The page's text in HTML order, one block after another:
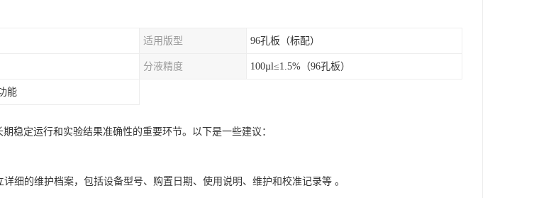
适用版型 96孔板（标配）
分液精度 100µl≤1.5%（96孔板）
能
稳定运行和实验结果准确性的重要环节。以下是一些建议：
细的维护档案，包括设备型号、购置日期、使用说明、维护和校准记录等 。